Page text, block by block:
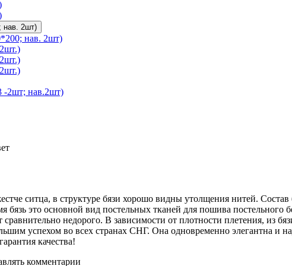
нав. 2шт)
нав. 2шт)
-2шт; нав.2шт)
ситца, в структуре бязи хорошо видны утолщения нитей.
это основной вид постельных тканей для пошива постельного
недорого. В зависимости от плотности плетения, из
успехом во всех странах СНГ. Она одновременно элегантна и
качества!
комментарии